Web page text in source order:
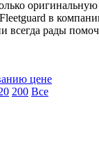
в
всегда рады
цене
200 Все